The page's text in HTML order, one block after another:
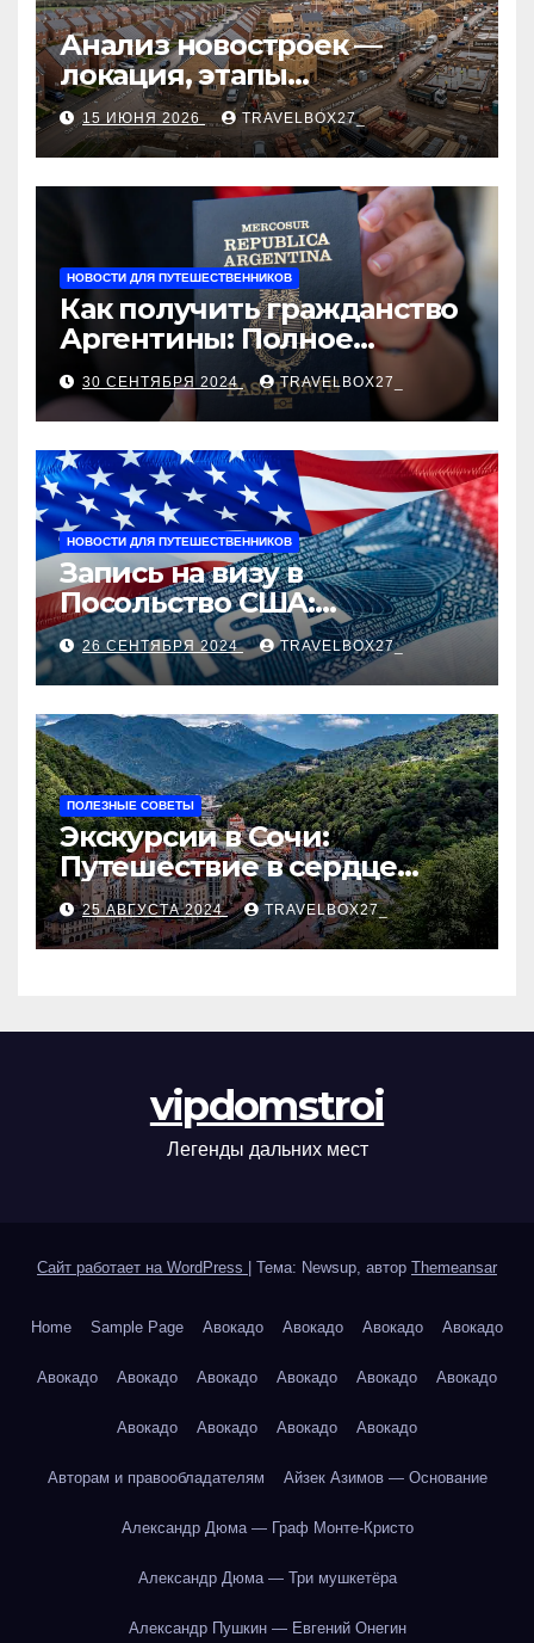
Анализ новостроек —
локация, этапы
строительства, проверка
застройщика, сценарии
оформления сделки и
рыночные ориентиры
15 ИЮНЯ 2026 TRAVELBOX27_
НОВОСТИ ДЛЯ ПУТЕШЕСТВЕННИКОВ
Как получить гражданство
Аргентины: Полное
руководство
30 СЕНТЯБРЯ 2024 TRAVELBOX27_
НОВОСТИ ДЛЯ ПУТЕШЕСТВЕННИКОВ
Запись на визу в
Посольство США:
Пошаговое руководство
26 СЕНТЯБРЯ 2024 TRAVELBOX27_
ПОЛЕЗНЫЕ СОВЕТЫ
Экскурсии в Сочи:
Путешествие в сердце
Черноморского курорта
25 АВГУСТА 2024 TRAVELBOX27_
vipdomstroi
Легенды дальних мест
Сайт работает на WordPress Тема: Newsup, автор Themeansar
Home Sample Page Авокадо Авокадо Авокадо Авокадо
Авокадо Авокадо Авокадо Авокадо Авокадо Авокадо
Авокадо Авокадо Авокадо Авокадо
Авторам и правообладателям Айзек Азимов — Основание
Александр Дюма — Граф Монте-Кристо
Александр Дюма — Три мушкетёра
Александр Пушкин — Евгений Онегин